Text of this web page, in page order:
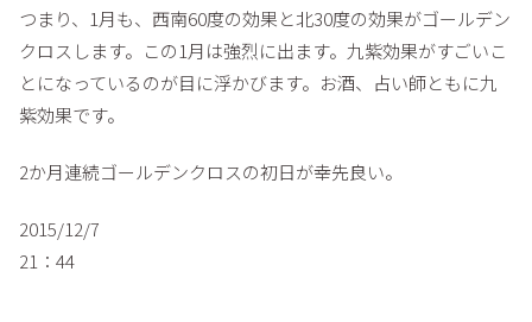
つまり、1月も、西南60度の効果と北30度の効果がゴールデン
クロスします。この1月は強烈に出ます。九紫効果がすごいこ
とになっているのが目に浮かびます。お酒、占い師ともに九
紫効果です。
2か月連続ゴールデンクロスの初日が幸先良い。
2015/12/7
21：44